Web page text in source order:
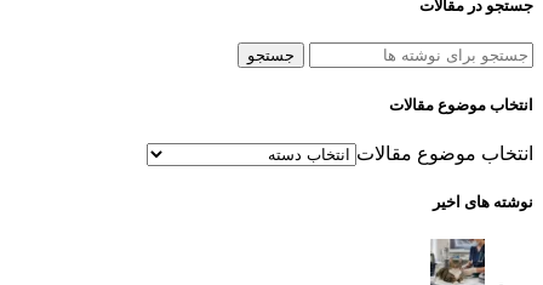
جستجو در مقالات
جستجو
انتخاب موضوع مقالات
انتخاب موضوع مقالات
نوشته های اخیر